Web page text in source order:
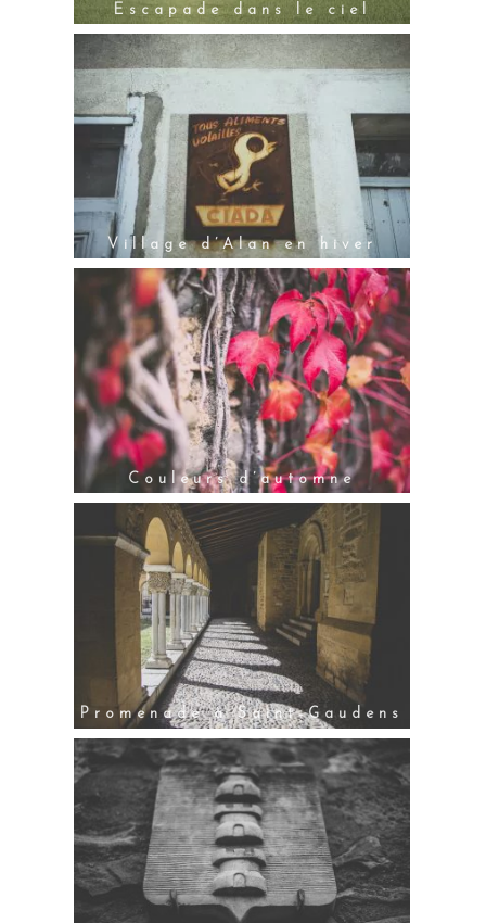
Escapade dans le ciel
Village d’Alan en hiver
Couleurs d’automne
Promenade à Saint-Gaudens